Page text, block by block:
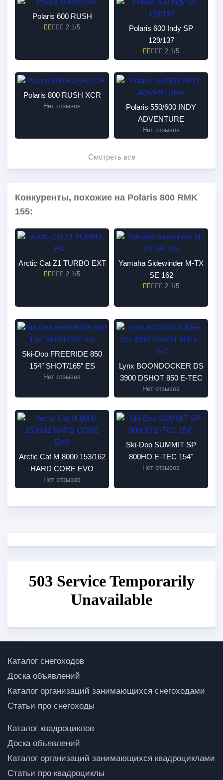
Polaris 600 RUSH
2.1/5
Polaris 600 Indy SP
129/137
2.1/5
Polaris 800 RUSH XCR
Нет отзывов
Polaris 550/600 INDY
ADVENTURE
Нет отзывов
Смотреть все
Конкуренты, похожие на Polaris 800 RMK
155:
Arctic Cat Z1 TURBO EXT
2.1/5
Yamaha Sidewinder M-TX
SE 162
2.1/5
Ski-Doo FREERIDE 850
154″ SHOT/165″ ES
Нет отзывов
Lynx BOONDOCKER DS
3900 DSHOT 850 E-TEC
Нет отзывов
Arctic Cat M 8000 153/162
HARD CORE EVO
Нет отзывов
Ski-Doo SUMMIT SP
800HO E-TEC 154"
Нет отзывов
Каталог снегоходов
Доска объявлений
Каталог организаций занимающихся снегоходами
Статьи про снегоходы
Каталог квадроциклов
Доска объявлений
Каталог организаций занимающихся квадроциклами
Статьи про квадроциклы